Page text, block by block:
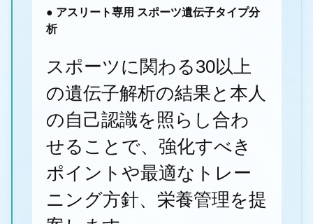
● アスリート専用 スポーツ遺伝子タイプ分
析
スポーツに関わる30以上
の遺伝子解析の結果と本人
の自己認識を照らし合わ
せることで、強化すべき
ポイントや最適なトレー
ニング方針、栄養管理を提